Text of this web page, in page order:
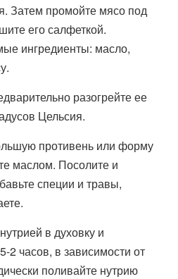
Затем промойте мясо под
его салфеткой.
ингредиенты: масло,
разогрейте ее
Цельсия.
противень или форму
маслом. Посолите и
специи и травы,
в духовку и
2 часов, в зависимости от
поливайте нутрию